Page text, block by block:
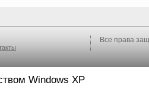
Все права
Windows XP